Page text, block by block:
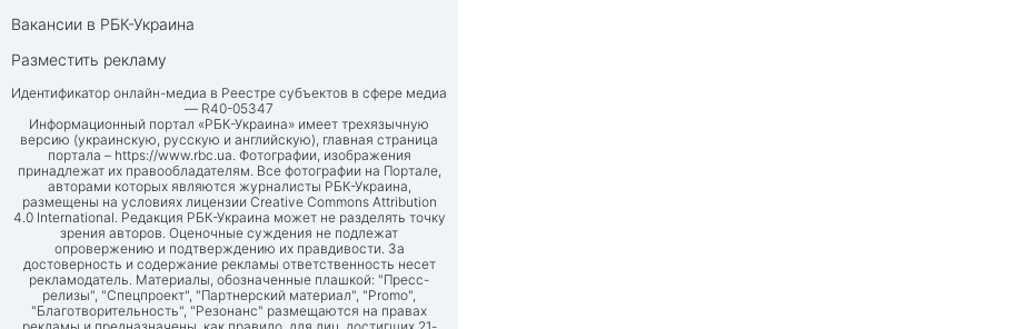
Вакансии в РБК-Украина
Разместить рекламу
Идентификатор онлайн-медиа в Реестре субъектов в сфере медиа
— R40-05347
Информационный портал «РБК-Украина» имеет трехязычную
версию (украинскую, русскую и английскую), главная страница
портала – https://www.rbc.ua. Фотографии, изображения
принадлежат их правообладателям. Все фотографии на Портале,
авторами которых являются журналисты РБК-Украина,
размещены на условиях лицензии Creative Commons Attribution
4.0 International. Редакция РБК-Украина может не разделять точку
зрения авторов. Оценочные суждения не подлежат
опровержению и подтверждению их правдивости. За
достоверность и содержание рекламы ответственность несет
рекламодатель. Материалы, обозначенные плашкой: "Пресс-
релизы", "Спецпроект", "Партнерский материал", "Promo",
"Благотворительность", "Резонанс" размещаются на правах